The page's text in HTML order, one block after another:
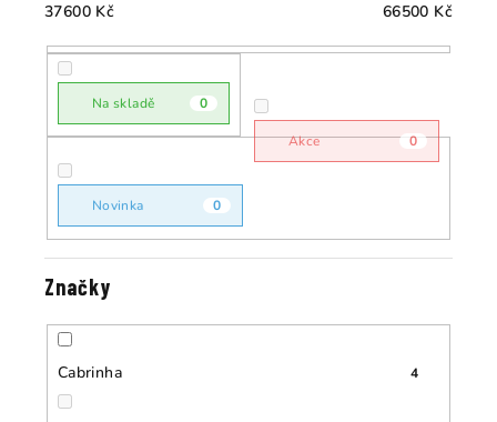
r
d
u
ů
37600 Kč 66500 Kč
Na skladě 0
Akce 0
Novinka 0
Značky
Cabrinha 4